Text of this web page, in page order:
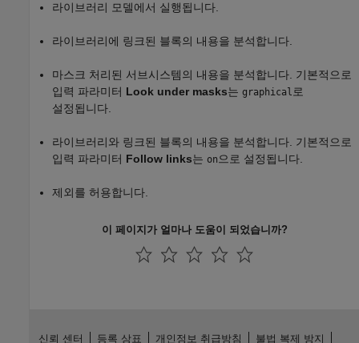
라이브러리 모델에서 실행됩니다.
라이브러리에 링크된 블록의 내용을 분석합니다.
마스크 처리된 서브시스템의 내용을 분석합니다. 기본적으로
입력 파라미터 Look under masks는 graphical 로
설정됩니다.
라이브러리와 링크된 블록의 내용을 분석합니다. 기본적으로
입력 파라미터 Follow links는 on 으로 설정됩니다.
제외를 허용합니다.
이 페이지가 얼마나 도움이 되었습니까?
신뢰 센터 등록 상표 개인정보 취급방침 불법 복제 방지